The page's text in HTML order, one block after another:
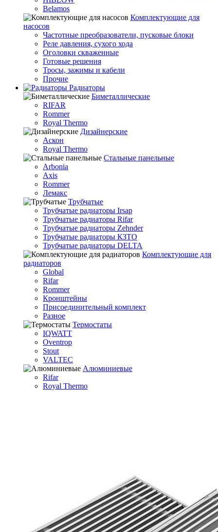
Belamos
Комплектующие для
насосов
Частотные преобразователи, пусковые блоки
Реле давления, сухого хода
Оголовки скваженные
Готовые решения
Тросы, зажимы и кабели
Прочие
Радиаторы
Биметаллические
RIFAR
Rommer
Royal Thermo
Дизайнерские
Аскон
Royal Thermo
Стальные панельные
Arbonia
Axis
Rommer
Лемакс
Трубчатые
Трубчатые радиаторы Irsap
Трубчатые радиаторы Rifar
Трубчатые радиаторы Zehnder
Трубчатые радиаторы КЗТО
Трубчатые радиаторы DELTA
Комплектующие для
радиаторов
Global
Rifar
Rommer
Кронштейны
Присоединительный комплект
Разное
Термостаты
IQWATT
Oventrop
Stout
VALTEC
Алюминиевые
Rifar
Royal Thermo